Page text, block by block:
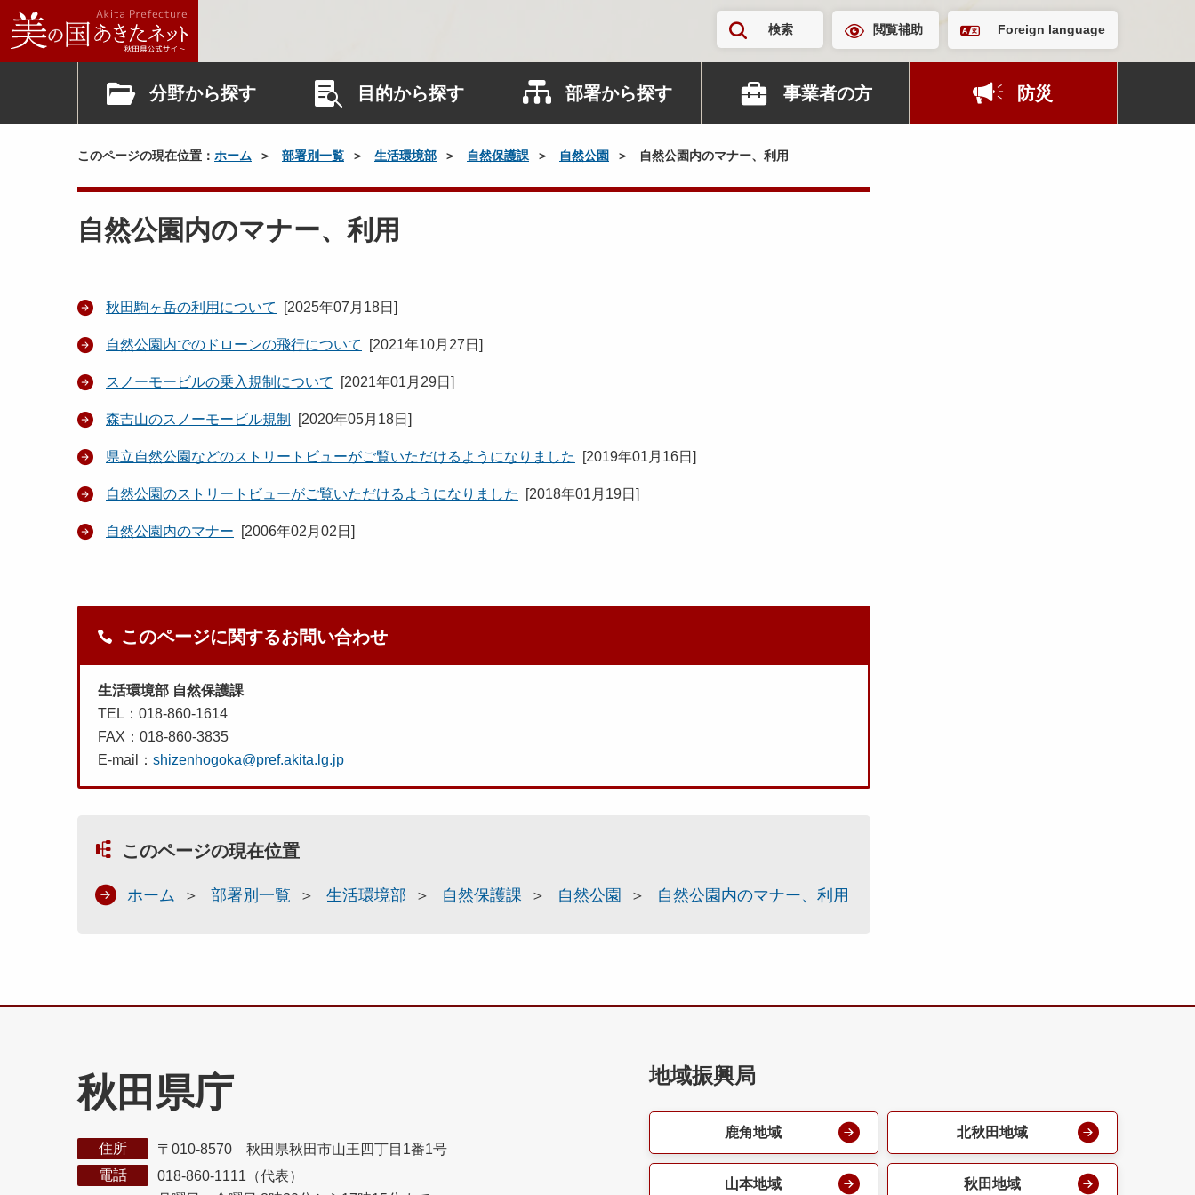
検索 閲覧補助 Foreign language
分野から探す 目的から探す 部署から探す 事業者の方 防災
このページの現在位置： ホーム 部署別一覧 生活環境部 自然保護課 自然公園 自然公園内のマナー、利用
自然公園内のマナー、利用
秋田駒ヶ岳の利用について [2025年07月18日 ]
自然公園内でのドローンの飛行について [2021年10月27日 ]
スノーモービルの乗入規制について [2021年01月29日 ]
森吉山のスノーモービル規制 [2020年05月18日 ]
県立自然公園などのストリートビューがご覧いただけるようになりました [2019年01月16日 ]
自然公園のストリートビューがご覧いただけるようになりました [2018年01月19日 ]
自然公園内のマナー [2006年02月02日 ]
このページに関するお問い合わせ
生活環境部 自然保護課
TEL：018-860-1614
FAX：018-860-3835
E-mail： shizenhogoka@pref.akita.lg.jp
このページの現在位置
ホーム 部署別一覧 生活環境部 自然保護課 自然公園 自然公園内のマナー、利用
秋田県庁
住所
〒010-8570 秋田県秋田市山王四丁目1番1号
電話
018-860-1111（代表）
地域振興局
鹿角地域 北秋田地域
山本地域 秋田地域